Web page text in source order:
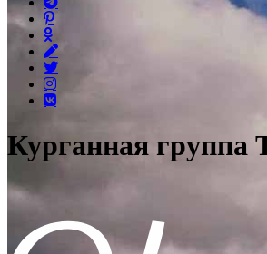
Курганная группа